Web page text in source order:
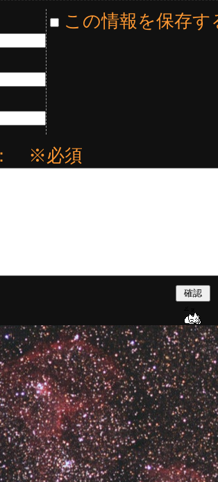
この情報を保存す
※必須